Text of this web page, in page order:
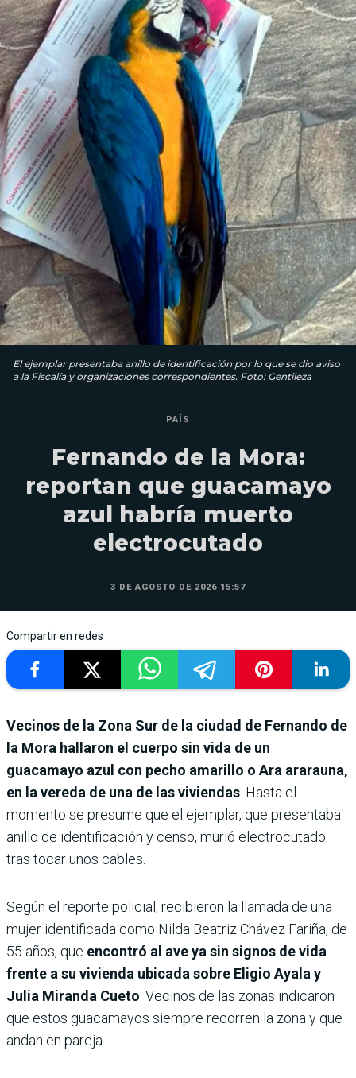
El ejemplar presentaba anillo de identificación por lo que se dio aviso
a la Fiscalía y organizaciones correspondientes. Foto: Gentileza
PAÍS
Fernando de la Mora:
reportan que guacamayo
azul habría muerto
electrocutado
3 DE AGOSTO DE 2026 15:57
Compartir en redes
Vecinos de la Zona Sur de la ciudad de Fernando de
la Mora hallaron el cuerpo sin vida de un
guacamayo azul con pecho amarillo o Ara ararauna,
en la vereda de una de las viviendas . Hasta el
momento se presume que el ejemplar, que presentaba
anillo de identificación y censo, murió electrocutado
tras tocar unos cables.
Según el reporte policial, recibieron la llamada de una
mujer identificada como Nilda Beatriz Chávez Fariña, de
55 años, que encontró al ave ya sin signos de vida
frente a su vivienda ubicada sobre Eligio Ayala y
Julia Miranda Cueto . Vecinos de las zonas indicaron
que estos guacamayos siempre recorren la zona y que
andan en pareja.